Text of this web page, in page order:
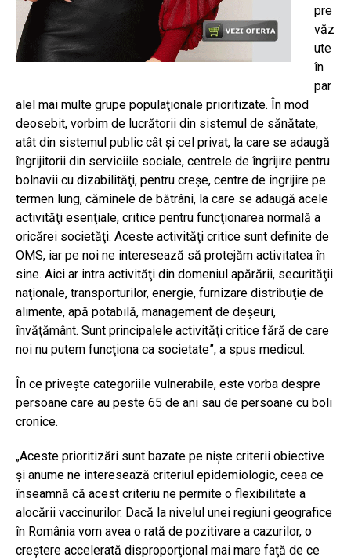
pre
văz
ute
în
par
alel mai multe grupe populaţionale prioritizate. În mod
deosebit, vorbim de lucrătorii din sistemul de sănătate,
atât din sistemul public cât şi cel privat, la care se adaugă
îngrijitorii din serviciile sociale, centrele de îngrijire pentru
bolnavii cu dizabilităţi, pentru creşe, centre de îngrijire pe
termen lung, căminele de bătrâni, la care se adaugă acele
activităţi esenţiale, critice pentru funcţionarea normală a
oricărei societăţi. Aceste activităţi critice sunt definite de
OMS, iar pe noi ne interesează să protejăm activitatea în
sine. Aici ar intra activităţi din domeniul apărării, securităţii
naţionale, transporturilor, energie, furnizare distribuţie de
alimente, apă potabilă, management de deşeuri,
învăţământ. Sunt principalele activităţi critice fără de care
noi nu putem funcţiona ca societate”, a spus medicul.
În ce priveşte categoriile vulnerabile, este vorba despre
persoane care au peste 65 de ani sau de persoane cu boli
cronice.
„Aceste prioritizări sunt bazate pe nişte criterii obiective
şi anume ne interesează criteriul epidemiologic, ceea ce
înseamnă că acest criteriu ne permite o flexibilitate a
alocării vaccinurilor. Dacă la nivelul unei regiuni geografice
în România vom avea o rată de pozitivare a cazurilor, o
creştere accelerată disproporţional mai mare faţă de ce